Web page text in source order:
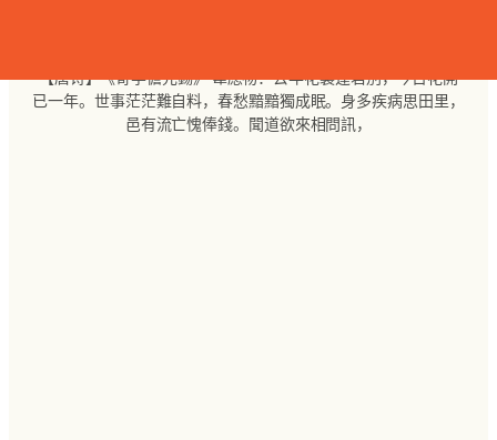
内 【唐诗】《寄李儋元錫》 韋應物：去年花裏逢君別，今日花開
已一年。世事茫茫難自料，春愁黯黯獨成眠。身多疾病思田里，
邑有流亡愧俸錢。聞道欲來相問訊，